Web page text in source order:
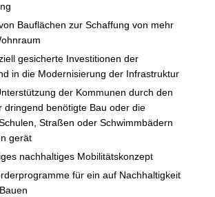
Bauflächen zur Schaffung von mehr
gesicherte Investitionen der
in die Modernisierung der Infrastruktur
der Kommunen durch den
dringend benötigte Bau oder die
Straßen oder Schwimmbädern
gerät
nachhaltiges Mobilitätskonzept
für ein auf Nachhaltigkeit